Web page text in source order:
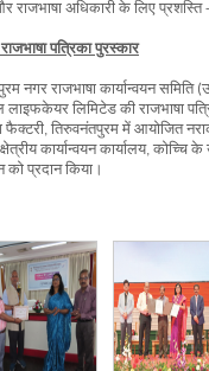
राजभाषा अधिकारी के लिए प्रशस्ति
पत्रिका पुरस्कार
नगर राजभाषा कार्यान्वयन समिति
लिमिटेड की राजभाषा
तिरुवनंतपुरम में आयोजित
कार्यान्वयन कार्यालय,
को प्रदान किया।